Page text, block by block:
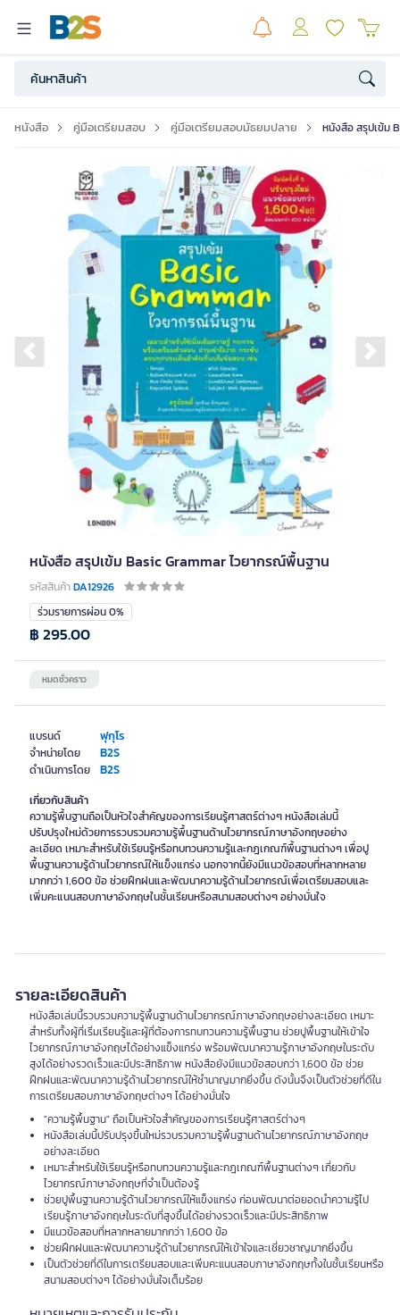
หนังสือ คู่มือเตรียมสอบ คู่มือเตรียมสอบมัธยมปลาย หนังสือ สรุปเข้ม
Previous slide
หนังสือ สรุปเข้ม Basic Grammar ไวยากรณ์พื้นฐาน
รหัสสินค้าDA12926
แบรนด์ ฟุกุโร
จำหน่ายโดย B2S
ดำเนินการโดย B2S
ร่วมรายการผ่อน 0%
หมดชั่วคราว
฿ 295.00
เกี่ยวกับสินค้า
ความรู้พื้นฐานถือเป็นหัวใจสำคัญของการเรียนรู้ศาสตร์ต่างๆ หนังสือเล่มนี้
ปรับปรุงใหม่ด้วยการรวบรวมความรู้พื้นฐานด้านไวยากรณ์ภาษาอังกฤษอย่าง
ละเอียด เหมาะสำหรับใช้เรียนรู้หรือทบทวนความรู้และกฎเกณฑ์พื้นฐานต่างๆ เพื่อปู
พื้นฐานความรู้ด้านไวยากรณ์ให้แข็งแกร่ง นอกจากนี้ยังมีแนวข้อสอบที่หลากหลาย
มากกว่า 1,600 ข้อ ช่วยฝึกฝนและพัฒนาความรู้ด้านไวยากรณ์เพื่อเตรียมสอบและ
เพิ่มคะแนนสอบภาษาอังกฤษในชั้นเรียนหรือสนามสอบต่างๆ อย่างมั่นใจ
รายละเอียดสินค้า
หนังสือเล่มนี้รวบรวมความรู้พื้นฐานด้านไวยากรณ์ภาษาอังกฤษอย่างละเอียด เหมาะ
สำหรับทั้งผู้ที่เริ่มเรียนรู้และผู้ที่ต้องการทบทวนความรู้พื้นฐาน ช่วยปูพื้นฐานให้เข้าใจ
ไวยากรณ์ภาษาอังกฤษได้อย่างแข็งแกร่ง พร้อมพัฒนาความรู้ภาษาอังกฤษในระดับ
สูงได้อย่างรวดเร็วและมีประสิทธิภาพ หนังสือยังมีแนวข้อสอบกว่า 1,600 ข้อ ช่วย
ฝึกฝนและพัฒนาความรู้ด้านไวยากรณ์ให้ชำนาญมากยิ่งขึ้น ดังนั้นจึงเป็นตัวช่วยที่ดีใน
การเตรียมสอบภาษาอังกฤษต่างๆ ได้อย่างมั่นใจ
"ความรู้พื้นฐาน" ถือเป็นหัวใจสำคัญของการเรียนรู้ศาสตร์ต่างๆ
หนังสือเล่มนี้ปรับปรุงขึ้นใหม่รวบรวมความรู้พื้นฐานด้านไวยากรณ์ภาษาอังกฤษ
อย่างละเอียด
เหมาะสำหรับใช้เรียนรู้หรือทบทวนความรู้และกฎเกณฑ์พื้นฐานต่างๆ เกี่ยวกับ
ไวยากรณ์ภาษาอังกฤษที่จำเป็นต้องรู้
ช่วยปูพื้นฐานความรู้ด้านไวยากรณ์ให้แข็งแกร่ง ก่อนพัฒนาต่อยอดนำความรู้ไป
เรียนรู้ภาษาอังกฤษในระดับที่สูงขึ้นได้อย่างรวดเร็วและมีประสิทธิภาพ
มีแนวข้อสอบที่หลากหลายมากกว่า 1,600 ข้อ
ช่วยฝึกฝนและพัฒนาความรู้ด้านไวยากรณ์ให้เข้าใจและเชี่ยวชาญมากยิ่งขึ้น
เป็นตัวช่วยที่ดีในการเตรียมสอบและเพิ่มคะแนนสอบภาษาอังกฤษทั้งในชั้นเรียนหรือ
สนามสอบต่างๆ ได้อย่างมั่นใจเต็มร้อย